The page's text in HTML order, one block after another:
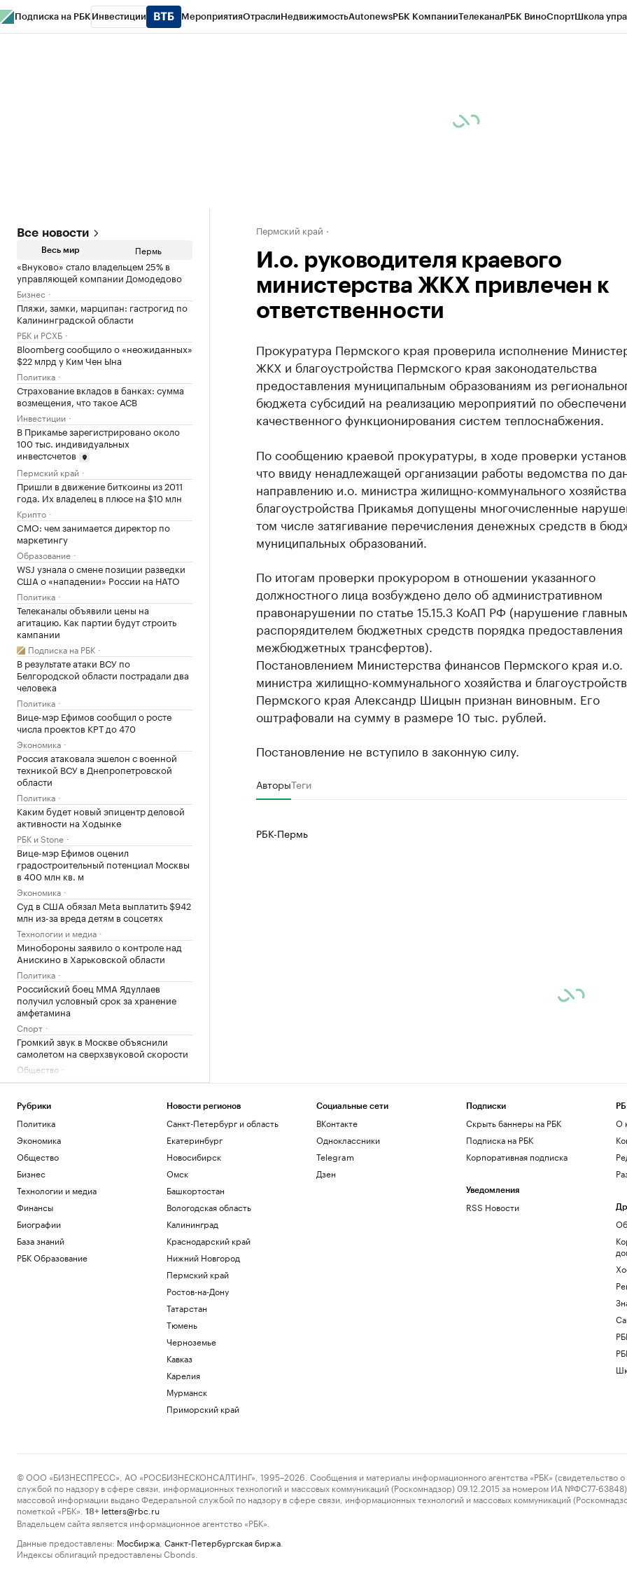
Подписка на РБК Инвестиции МероприятияОтраслиНедвижимостьAutonewsРБК КомпанииТелеканалРБК ВиноСпортШкола
Все новости
Весь мир Пермь
«Внуково» стало владельцем 25% в
управляющей компании Домодедово
Бизнес
Пляжи, замки, марципан: гастрогид по
Калининградской области
РБК и РСХБ
Bloomberg сообщило о «неожиданных»
$22 млрд у Ким Чен Ына
Политика
Страхование вкладов в банках: сумма
возмещения, что такое АСВ
Инвестиции
В Прикамье зарегистрировано около
100 тыс. индивидуальных
инвестсчетов
Пермский край
Пришли в движение биткоины из 2011
года. Их владелец в плюсе на $10 млн
Крипто
CMO: чем занимается директор по
маркетингу
Образование
WSJ узнала о смене позиции разведки
США о «нападении» России на НАТО
Политика
Телеканалы объявили цены на
агитацию. Как партии будут строить
кампании
Подписка на РБК
В результате атаки ВСУ по
Белгородской области пострадали два
человека
Политика
Вице-мэр Ефимов сообщил о росте
числа проектов КРТ до 470
Экономика
Россия атаковала эшелон с военной
техникой ВСУ в Днепропетровской
области
Политика
Каким будет новый эпицентр деловой
активности на Ходынке
РБК и Stone
Вице-мэр Ефимов оценил
градостроительный потенциал Москвы
в 400 млн кв. м
Экономика
Суд в США обязал Meta выплатить $942
млн из-за вреда детям в соцсетях
Технологии и медиа
Минобороны заявило о контроле над
Анискино в Харьковской области
Политика
Российский боец ММА Ядуллаев
получил условный срок за хранение
амфетамина
Спорт
Громкий звук в Москве объяснили
самолетом на сверхзвуковой скорости
Общество
Минцифры исключило ограничения на
Общество
Компании начнут нанимать ИИ-
сотрудников: появится ли новый
рынок труда
Подписка на РБК
Пермский край
И.о. руководителя краевого
министерства ЖКХ привлечен к
ответственности
Прокуратура Пермского края проверила исполнение
ЖКХ и благоустройства Пермского края законодательства
предоставления муниципальным образованиям из
бюджета субсидий на реализацию мероприятий по
качественного функционирования систем теплоснабжения.
По сообщению краевой прокуратуры, в ходе проверки
что ввиду ненадлежащей организации работы ведомства по
направлению и.о. министра жилищно-коммунального
благоустройства Прикамья допущены многочисленные
том числе затягивание перечисления денежных средств в
муниципальных образований.
По итогам проверки прокурором в отношении указанного
должностного лица возбуждено дело об административном
правонарушении по статье 15.15.3 КоАП РФ (нарушение
распорядителем бюджетных средств порядка предоставления
межбюджетных трансфертов).
Постановлением Министерства финансов Пермского края и.о.
министра жилищно-коммунального хозяйства и
Пермского края Александр Шицын признан виновным. Его
оштрафовали на сумму в размере 10 тыс. рублей.
Постановление не вступило в законную силу.
АвторыТеги
РБК-Пермь
Рубрики
Политика
Экономика
Общество
Бизнес
Технологии и медиа
Финансы
Биографии
База знаний
РБК Образование
Новости регионов
Санкт-Петербург и область
Екатеринбург
Новосибирск
Омск
Башкортостан
Вологодская область
Калининград
Краснодарский край
Нижний Новгород
Пермский край
Ростов-на-Дону
Татарстан
Тюмень
Черноземье
Кавказ
Карелия
Мурманск
Приморский край
Социальные сети
ВКонтакте
Одноклассники
Telegram
Дзен
Подписки
Скрыть баннеры на РБК
Подписка на РБК
Корпоративная подписка
Уведомления
RSS Новости
О
© ООО «БИЗНЕСПРЕСС», АО «РОСБИЗНЕСКОНСАЛТИНГ», 1995–2026. Сообщения и материалы информационного агентства «РБК» (свидетельство о
службой по надзору в сфере связи, информационных технологий и массовых коммуникаций (Роскомнадзор) 09.12.2015 за номером ИА №ФС77-63848)
массовой информации выдано Федеральной службой по надзору в сфере связи, информационных технологий и массовых коммуникаций
пометкой «РБК».
18+ letters@rbc.ru
Владельцем сайта является информационное агентство «РБК».
Данные предоставлены: Мосбиржа Санкт-Петербургская биржа
Индексы облигаций предоставлены Cbonds.